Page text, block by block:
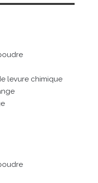
levure chimique